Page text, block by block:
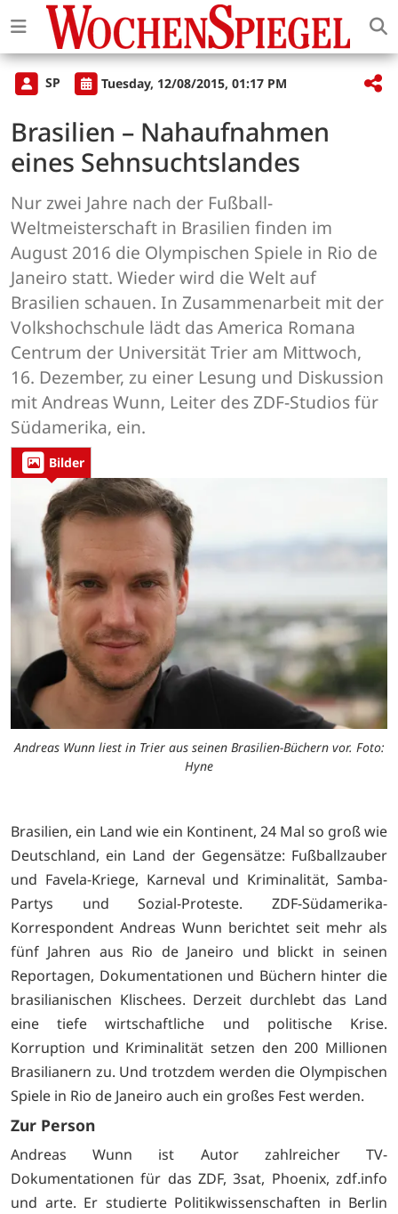
SP Tuesday, 12/08/2015, 01:17 PM
Brasilien – Nahaufnahmen
eines Sehnsuchtslandes
Nur zwei Jahre nach der Fußball-
Weltmeisterschaft in Brasilien finden im
August 2016 die Olympischen Spiele in Rio de
Janeiro statt. Wieder wird die Welt auf
Brasilien schauen. In Zusammenarbeit mit der
Volkshochschule lädt das America Romana
Centrum der Universität Trier am Mittwoch,
16. Dezember, zu einer Lesung und Diskussion
mit Andreas Wunn, Leiter des ZDF-Studios für
Südamerika, ein.
Bilder
Andreas Wunn liest in Trier aus seinen Brasilien-Büchern vor. Foto:
Hyne
Brasilien, ein Land wie ein Kontinent, 24 Mal so groß wie
Deutschland, ein Land der Gegensätze: Fußballzauber
und Favela-Kriege, Karneval und Kriminalität, Samba-
Partys und Sozial-Proteste. ZDF-Südamerika-
Korrespondent Andreas Wunn berichtet seit mehr als
fünf Jahren aus Rio de Janeiro und blickt in seinen
Reportagen, Dokumentationen und Büchern hinter die
brasilianischen Klischees. Derzeit durchlebt das Land
eine tiefe wirtschaftliche und politische Krise.
Korruption und Kriminalität setzen den 200 Millionen
Brasilianern zu. Und trotzdem werden die Olympischen
Spiele in Rio de Janeiro auch ein großes Fest werden.
Zur Person
Andreas Wunn ist Autor zahlreicher TV-
Dokumentationen für das ZDF, 3sat, Phoenix, zdf.info
und arte. Er studierte Politikwissenschaften in Berlin